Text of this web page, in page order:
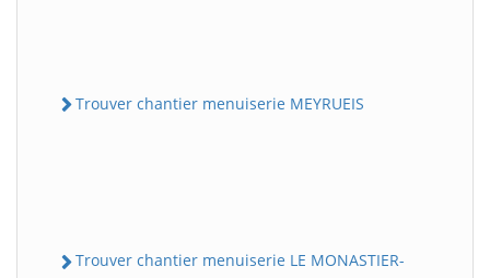
Trouver chantier menuiserie MEYRUEIS
Trouver chantier menuiserie LE MONASTIER-